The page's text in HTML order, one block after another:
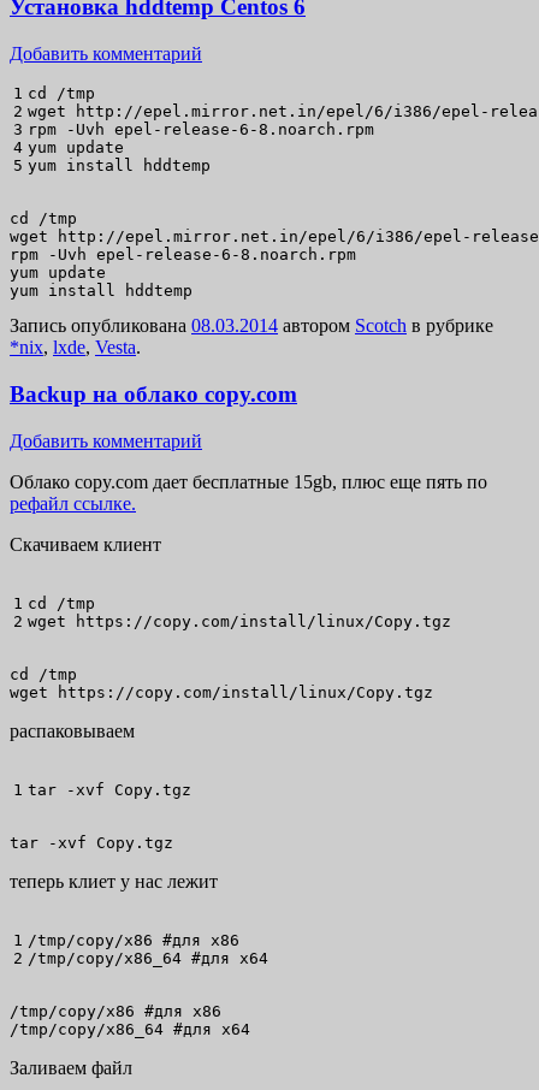
Установка hddtemp Centos 6
Добавить комментарий
1
2
3
4
cd /
wget http: //epel.mirror.net.in/epel/6/i386/epel-
rpm
-Uvh epel-release-6 -8
yum update
yum install hddtemp
cd /tmp
wget http://epel.mirror.net.in/epel/6/i386/epel-
rpm -Uvh epel-release-6-8.noarch.rpm
yum update
yum install hddtemp
Запись опубликована 08.03.2014 автором Scotch в рубрике
*nix, lxde, Vesta.
Backup на облако copy.com
Добавить комментарий
Облако copy.com дает бесплатные 15gb, плюс еще пять по
рефайл ссылке.
Скачиваем клиент
1 cd /
wget https: //copy.com/install /linux /Copy.tgz
cd /tmp
wget https://copy.com/install/linux/Copy.tgz
распаковываем
tar -xvf Copy.tgz
tar -xvf Copy.tgz
теперь клиет у нас лежит
1 /tmp /copy/x86 #для x86
/tmp /copy/x86_64 #для x64
/tmp/copy/x86 #для x86
/tmp/copy/x86_64 #для x64
Заливаем файл